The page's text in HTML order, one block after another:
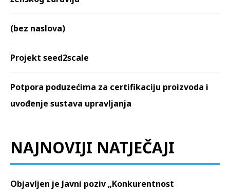
(bez naslova)
Projekt seed2scale
Potpora poduzećima za certifikaciju proizvoda i
uvođenje sustava upravljanja
NAJNOVIJI NATJEČAJI
Objavljen je Javni poziv „Konkurentnost